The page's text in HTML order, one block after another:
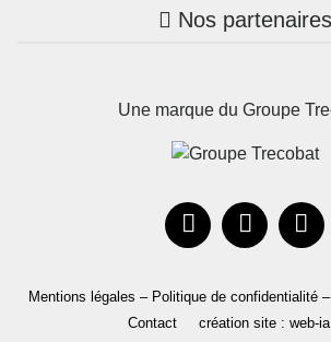
Pays de la Loire
Occitanie
Maison + terrain
Mon compte Trecobois
Parrainez un proche!
Nos partenaires
Une marque du Groupe
Mentions légales – Politique de confidentialité
Contact
création site : web-